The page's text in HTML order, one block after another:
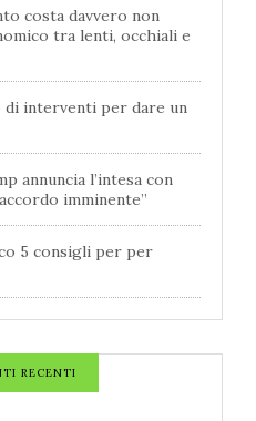
costa davvero non
tra lenti, occhiali e
interventi per dare un
annuncia l’intesa con
imminente”
5 consigli per per
RECENTI